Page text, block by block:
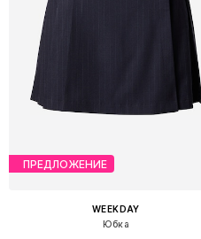
ПРЕДЛОЖЕНИЕ
WEEKDAY
Юбка